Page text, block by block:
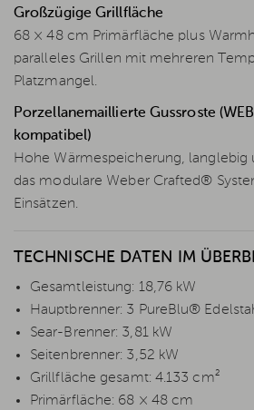
Großzügige Grillfläche
68 × 48 cm Primärfläche plus
paralleles Grillen mit mehreren
Platzmangel.
Porzellanemaillierte Gussroste
kompatibel)
Hohe Wärmespeicherung, langlebig
das modulare Weber Crafted®
Einsätzen.
TECHNISCHE DATEN IM
Gesamtleistung: 18,76 kW
Hauptbrenner: 3 PureBlu®
Sear-Brenner: 3,81 kW
Seitenbrenner: 3,52 kW
Grillfläche gesamt: 4.133 cm²
Primärfläche: 68 × 48 cm